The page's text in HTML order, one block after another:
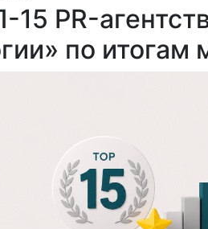
PR-
по итогам